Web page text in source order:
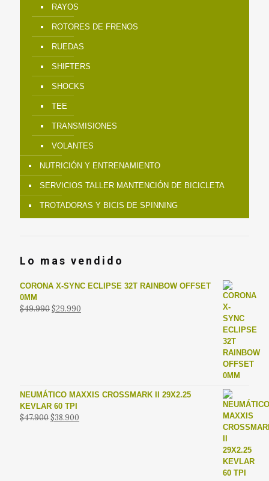
RAYOS
ROTORES DE FRENOS
RUEDAS
SHIFTERS
SHOCKS
TEE
TRANSMISIONES
VOLANTES
NUTRICIÓN Y ENTRENAMIENTO
SERVICIOS TALLER MANTENCIÓN DE BICICLETA
TROTADORAS Y BICIS DE SPINNING
Lo mas vendido
CORONA X-SYNC ECLIPSE 32T RAINBOW OFFSET
0MM
$49.990El
$29.990
NEUMÁTICO MAXXIS CROSSMARK II 29X2.25
KEVLAR 60 TPI
$47.900El
$38.900